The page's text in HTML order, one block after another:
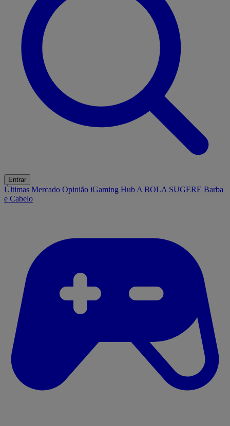
Entrar
Últimas Mercado Opinião iGaming Hub A BOLA SUGERE Barba
e Cabelo